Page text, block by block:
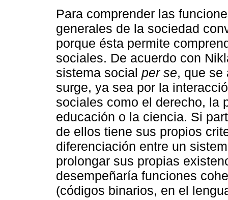
Para comprender las
generales de la sociedad
porque ésta permite
sociales. De acuerdo con
sistema social per se, que se
surge, ya sea por la
sociales como el derecho, la
educación o la ciencia. Si
de ellos tiene sus propios
diferenciación entre un
prolongar sus propias
desempeñaría funciones
(códigos binarios, en el